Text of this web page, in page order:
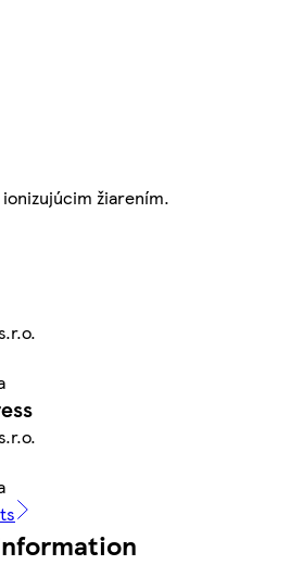
žiarením.